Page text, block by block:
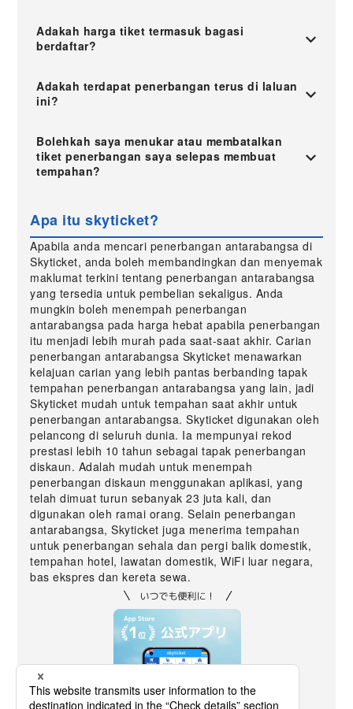
Adakah harga tiket termasuk bagasi
berdaftar?
Adakah terdapat penerbangan terus di laluan
ini?
Bolehkah saya menukar atau membatalkan
tiket penerbangan saya selepas membuat
tempahan?
Apa itu skyticket?
Apabila anda mencari penerbangan antarabangsa di
Skyticket, anda boleh membandingkan dan menyemak
maklumat terkini tentang penerbangan antarabangsa
yang tersedia untuk pembelian sekaligus. Anda
mungkin boleh menempah penerbangan
antarabangsa pada harga hebat apabila penerbangan
itu menjadi lebih murah pada saat-saat akhir. Carian
penerbangan antarabangsa Skyticket menawarkan
kelajuan carian yang lebih pantas berbanding tapak
tempahan penerbangan antarabangsa yang lain, jadi
Skyticket mudah untuk tempahan saat akhir untuk
penerbangan antarabangsa. Skyticket digunakan oleh
pelancong di seluruh dunia. Ia mempunyai rekod
prestasi lebih 10 tahun sebagai tapak penerbangan
diskaun. Adalah mudah untuk menempah
penerbangan diskaun menggunakan aplikasi, yang
telah dimuat turun sebanyak 23 juta kali, dan
digunakan oleh ramai orang. Selain penerbangan
antarabangsa, Skyticket juga menerima tempahan
untuk penerbangan sehala dan pergi balik domestik,
tempahan hotel, lawatan domestik, WiFi luar negara,
bas ekspres dan kereta sewa.